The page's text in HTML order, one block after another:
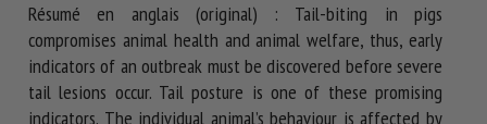
Résumé en anglais (original) : Tail-biting in pigs
compromises animal health and animal welfare, thus, early
indicators of an outbreak must be discovered before severe
tail lesions occur. Tail posture is one of these promising
indicators. The individual animal’s behaviour is affected by